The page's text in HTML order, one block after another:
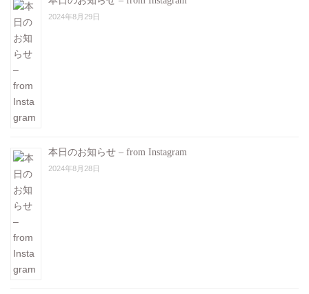
2024年8月29日
本日のお知らせ – from Instagram
2024年8月28日